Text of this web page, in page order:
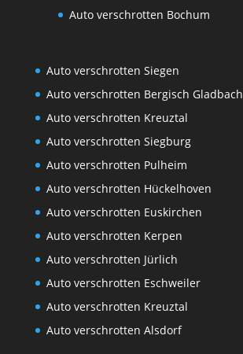
Auto verschrotten Bochum
Auto verschrotten Siegen
Auto verschrotten Bergisch Gladbach
Auto verschrotten Kreuztal
Auto verschrotten Siegburg
Auto verschrotten Pulheim
Auto verschrotten Hückelhoven
Auto verschrotten Euskirchen
Auto verschrotten Kerpen
Auto verschrotten Jürlich
Auto verschrotten Eschweiler
Auto verschrotten Kreuztal
Auto verschrotten Alsdorf